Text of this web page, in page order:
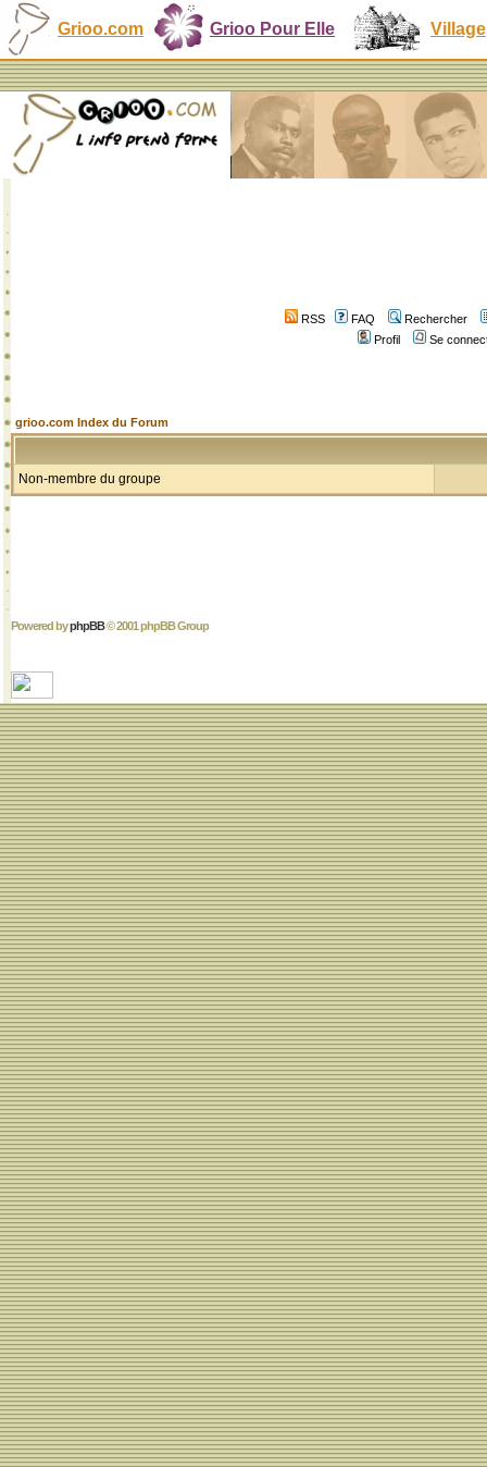
Grioo.com Grioo Pour Elle Village
RSS FAQ
Rechercher
Profil
Se
grioo.com Index du Forum
Non-membre du groupe
Powered byphpBB© 2001 phpBB Group